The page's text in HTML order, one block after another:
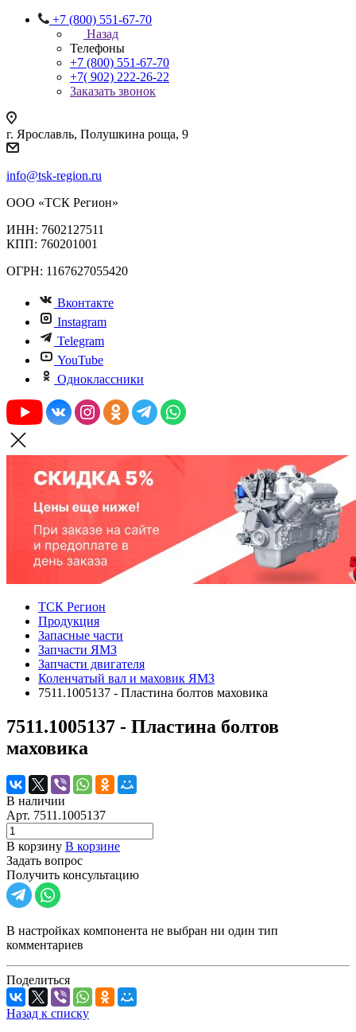
+7 (800) 551-67-70
Назад
Телефоны
+7 (800) 551-67-70
+7( 902) 222-26-22
Заказать звонок
г. Ярославль, Полушкина роща, 9
info@tsk-region.ru
ООО «ТСК Регион»
ИНН: 7602127511
КПП: 760201001
ОГРН: 1167627055420
Вконтакте
Instagram
Telegram
YouTube
Одноклассники
ТСК Регион
Продукция
Запасные части
Запчасти ЯМЗ
Запчасти двигателя
Коленчатый вал и маховик ЯМЗ
7511.1005137 - Пластина болтов маховика
7511.1005137 - Пластина болтов
маховика
В наличии
Арт. 7511.1005137
В корзину В корзине
Задать вопрос
Получить консультацию
В настройках компонента не выбран ни один тип
комментариев
Поделиться
Назад к списку